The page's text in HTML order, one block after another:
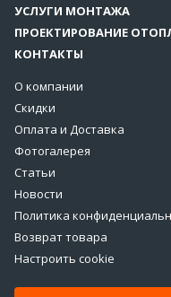
УСЛУГИ МОНТАЖА
ПРОЕКТИРОВАНИЕ
КОНТАКТЫ
О компании
Скидки
Оплата и Доставка
Фотогалерея
Статьи
Новости
Политика
Возврат товара
Настроить cookie